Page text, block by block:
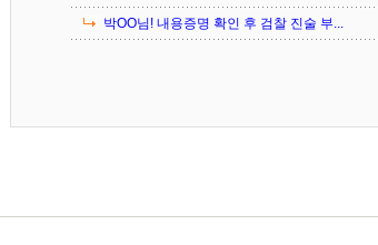
박OO님! 내용증명 확인 후 검찰 진술 부...